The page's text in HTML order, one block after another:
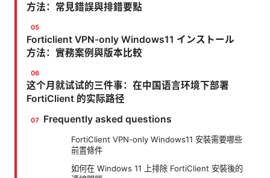
方法：常見錯誤與排錯要點
Forticlient VPN-only Windows11 インストール
方法：實務案例與版本比較
这个月就试试的三件事：在中国语言环境下部署
FortiClient 的实际路径
Frequently asked questions
FortiClient VPN-only Windows11 安裝需要哪些
前置條件
如何在 Windows 11 上排除 FortiClient 安裝後的